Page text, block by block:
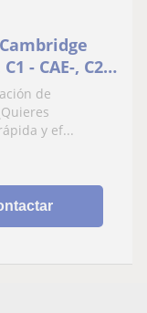
- CAE-, C2 -
de
y ef...